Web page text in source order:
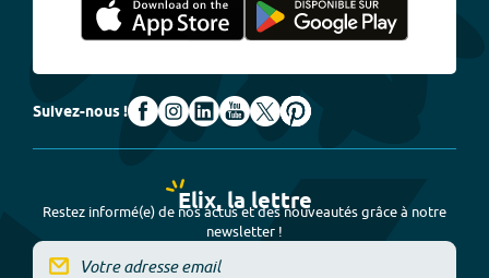
Suivez-nous !
Elix, la lettre
Restez informé(e) de nos actus et des nouveautés grâce à notre
newsletter !